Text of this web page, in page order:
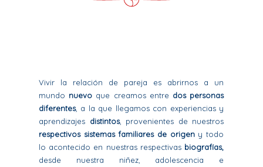
Vivir la relación de pareja es abrirnos a un
mundo nuevo que creamos entre dos personas
diferentes, a la que llegamos con experiencias y
aprendizajes distintos, provenientes de nuestros
respectivos sistemas familiares de origeny todo
lo acontecido en nuestras respectivas biografías,
desde nuestra niñez, adolescencia e